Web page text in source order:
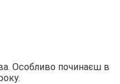
Особливо починаєш в